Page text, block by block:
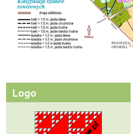
Logo